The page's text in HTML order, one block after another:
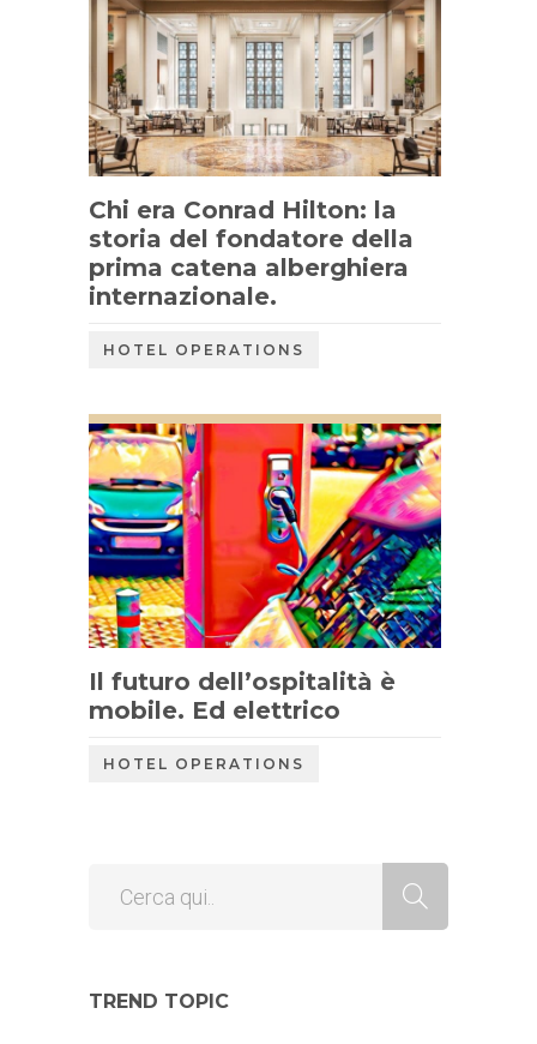
Chi era Conrad Hilton: la
storia del fondatore della
prima catena alberghiera
internazionale.
HOTEL OPERATIONS
Il futuro dell’ospitalità è
mobile. Ed elettrico
HOTEL OPERATIONS
TREND TOPIC